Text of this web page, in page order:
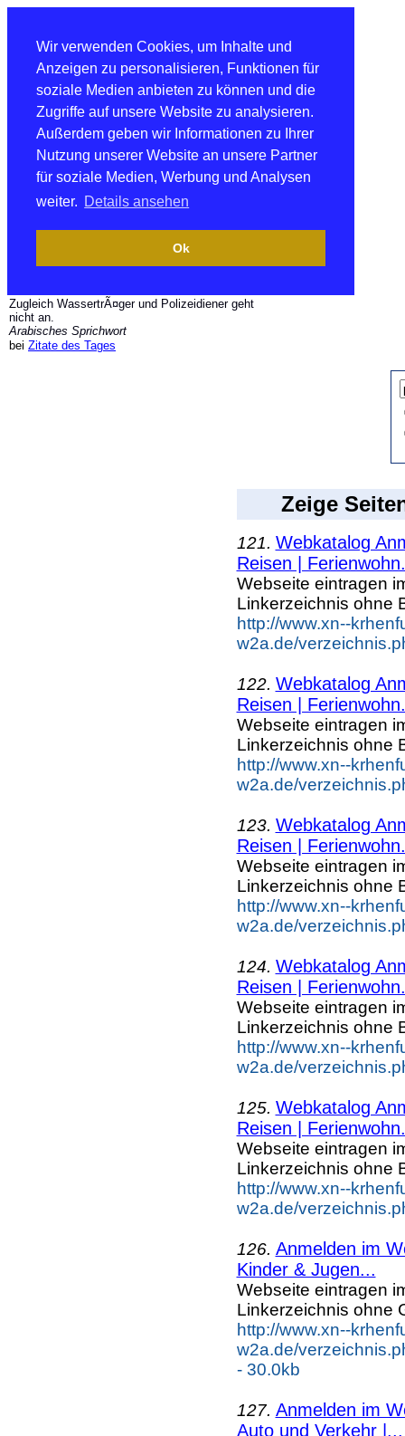
Wir verwenden Cookies, um Inhalte und
Anzeigen zu personalisieren, Funktionen für
soziale Medien anbieten zu können und die
Zugriffe auf unsere Website zu analysieren.
Außerdem geben wir Informationen zu Ihrer
Nutzung unserer Website an unsere Partner
für soziale Medien, Werbung und Analysen
weiter. Details ansehen
Ok
Zugleich WassertrÃ¤ger und Polizeidiener geht
nicht an.
Arabisches Sprichwort
bei Zitate des Tages
Zeige
121. Webkatalog
Reisen |
Webseite eintragen
Linkerzeichnis ohne
http://www.xn--
w2a.de/
122. Webkatalog
Reisen |
Webseite eintragen
Linkerzeichnis ohne
http://www.xn--
w2a.de/
123. Webkatalog
Reisen |
Webseite eintragen
Linkerzeichnis ohne
http://www.xn--
w2a.de/
124. Webkatalog
Reisen |
Webseite eintragen
Linkerzeichnis ohne
http://www.xn--
w2a.de/
125. Webkatalog
Reisen |
Webseite eintragen
Linkerzeichnis ohne
http://www.xn--
w2a.de/
126. Anmelden im
Kinder & Jugen...
Webseite eintragen
Linkerzeichnis ohne
http://www.xn--
w2a.de/
- 30.0kb
127. Anmelden im
Auto und Verkehr |...